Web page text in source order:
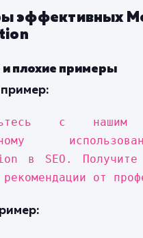
выделяются
поиска,
должно быть
языком, чтобы
Используйте
выражения,